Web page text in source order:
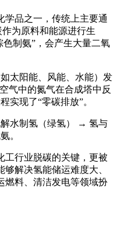
学品之一，传统上主要通
为原料和能源进行生
色制氨”，会产生大量二氧
太阳能、风能、水能）发
气中的氮气在合成塔中反
实现了“零碳排放”。
水制氢（绿氢） → 氢与
。
工行业脱碳的关键，更被
解决氢能储运难度大、
燃料、清洁发电等领域扮